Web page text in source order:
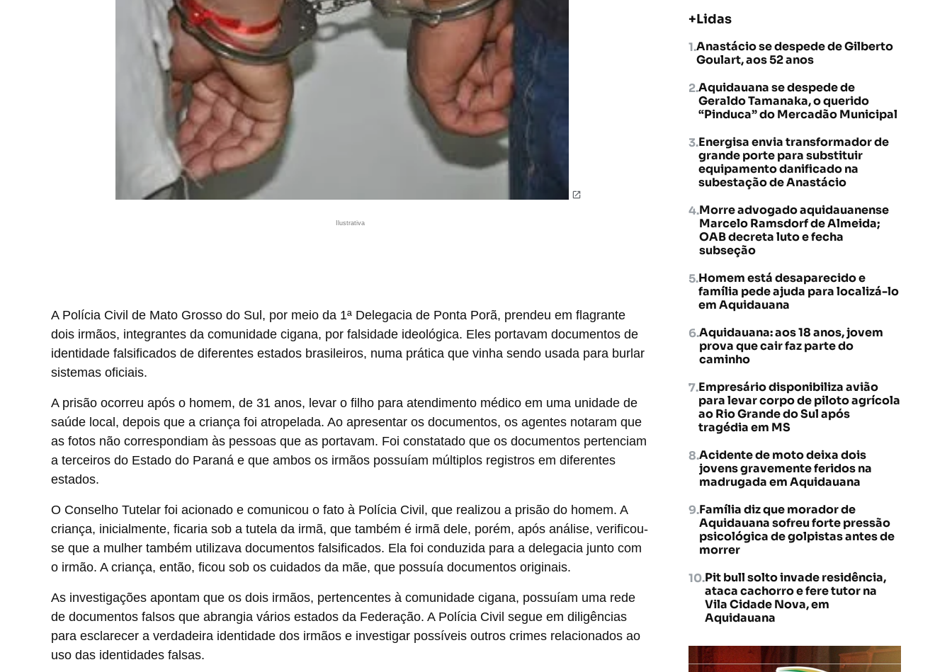
Ilustrativa
A Polícia Civil de Mato Grosso do Sul, por meio da 1ª Delegacia de Ponta Porã, prendeu em flagrante
dois irmãos, integrantes da comunidade cigana, por falsidade ideológica. Eles portavam documentos de
identidade falsificados de diferentes estados brasileiros, numa prática que vinha sendo usada para burlar
sistemas oficiais.
A prisão ocorreu após o homem, de 31 anos, levar o filho para atendimento médico em uma unidade de
saúde local, depois que a criança foi atropelada. Ao apresentar os documentos, os agentes notaram que
as fotos não correspondiam às pessoas que as portavam. Foi constatado que os documentos pertenciam
a terceiros do Estado do Paraná e que ambos os irmãos possuíam múltiplos registros em diferentes
estados.
O Conselho Tutelar foi acionado e comunicou o fato à Polícia Civil, que realizou a prisão do homem. A
criança, inicialmente, ficaria sob a tutela da irmã, que também é irmã dele, porém, após análise, verificou-
se que a mulher também utilizava documentos falsificados. Ela foi conduzida para a delegacia junto com
o irmão. A criança, então, ficou sob os cuidados da mãe, que possuía documentos originais.
As investigações apontam que os dois irmãos, pertencentes à comunidade cigana, possuíam uma rede
de documentos falsos que abrangia vários estados da Federação. A Polícia Civil segue em diligências
para esclarecer a verdadeira identidade dos irmãos e investigar possíveis outros crimes relacionados ao
uso das identidades falsas.
+Lidas
Anastácio se despede de Gilberto
Goulart, aos 52 anos
Aquidauana se despede de
Geraldo Tamanaka, o querido
“Pinduca” do Mercadão Municipal
Energisa envia transformador de
grande porte para substituir
equipamento danificado na
subestação de Anastácio
Morre advogado aquidauanense
Marcelo Ramsdorf de Almeida;
OAB decreta luto e fecha
subseção
Homem está desaparecido e
família pede ajuda para localizá-lo
em Aquidauana
Aquidauana: aos 18 anos, jovem
prova que cair faz parte do
caminho
Empresário disponibiliza avião
para levar corpo de piloto agrícola
ao Rio Grande do Sul após
tragédia em MS
Acidente de moto deixa dois
jovens gravemente feridos na
madrugada em Aquidauana
Família diz que morador de
Aquidauana sofreu forte pressão
psicológica de golpistas antes de
morrer
Pit bull solto invade residência,
ataca cachorro e fere tutor na
Vila Cidade Nova, em
Aquidauana